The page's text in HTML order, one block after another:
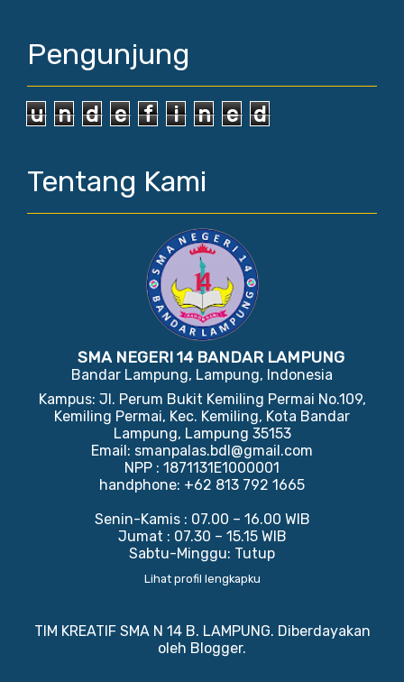
Pengunjung
u n d e f i n e d
Tentang Kami
SMA NEGERI 14 BANDAR LAMPUNG
Bandar Lampung, Lampung, Indonesia
Kampus: Jl. Perum Bukit Kemiling Permai No.109,
Kemiling Permai, Kec. Kemiling, Kota Bandar
Lampung, Lampung 35153
Email: smanpalas.bdl@gmail.com
NPP : 1871131E1000001
handphone: +62 813 792 1665
Senin-Kamis : 07.00 – 16.00 WIB
Jumat : 07.30 – 15.15 WIB
Sabtu-Minggu: Tutup
Lihat profil lengkapku
TIM KREATIF SMA N 14 B. LAMPUNG. Diberdayakan
oleh Blogger.